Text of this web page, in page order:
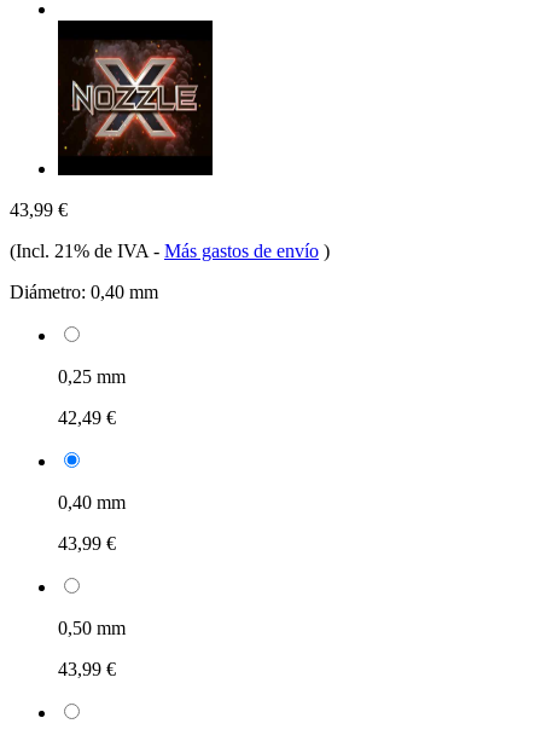
43,99 €
(Incl. 21% de IVA - Más gastos de envío )
Diámetro: 0,40 mm
0,25 mm
42,49 €
0,40 mm
43,99 €
0,50 mm
43,99 €